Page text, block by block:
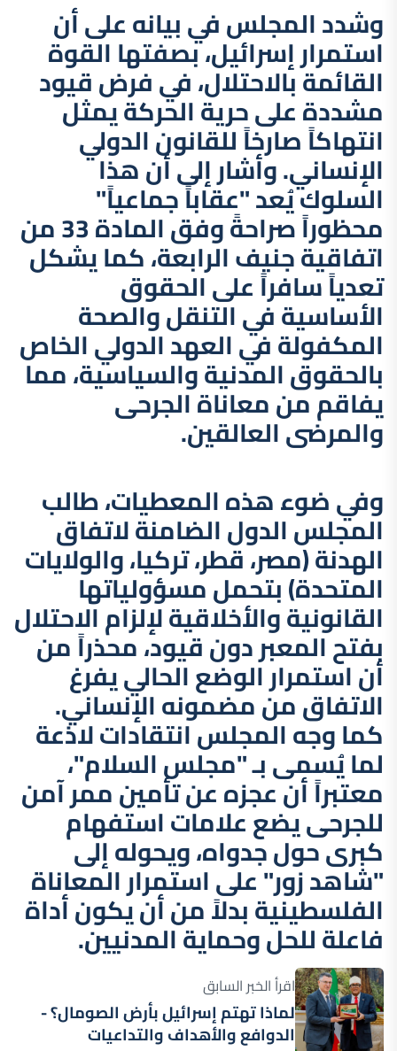
وشدد المجلس في بيانه على أن
استمرار إسرائيل، بصفتها القوة
القائمة بالاحتلال، في فرض قيود
مشددة على حرية الحركة يمثل
انتهاكاً صارخاً للقانون الدولي
الإنساني. وأشار إلى أن هذا
السلوك يُعد "عقاباً جماعياً"
محظوراً صراحةً وفق المادة 33 من
اتفاقية جنيف الرابعة، كما يشكل
تعدياً سافراً على الحقوق
الأساسية في التنقل والصحة
المكفولة في العهد الدولي الخاص
بالحقوق المدنية والسياسية، مما
يفاقم من معاناة الجرحى
والمرضى العالقين.
وفي ضوء هذه المعطيات، طالب
المجلس الدول الضامنة لاتفاق
الهدنة (مصر، قطر، تركيا، والولايات
المتحدة) بتحمل مسؤولياتها
القانونية والأخلاقية لإلزام الاحتلال
بفتح المعبر دون قيود، محذراً من
أن استمرار الوضع الحالي يفرغ
الاتفاق من مضمونه الإنساني.
كما وجه المجلس انتقادات لاذعة
لما يُسمى بـ "مجلس السلام"،
معتبراً أن عجزه عن تأمين ممر آمن
للجرحى يضع علامات استفهام
كبرى حول جدواه، ويحوله إلى
"شاهد زور" على استمرار المعاناة
الفلسطينية بدلاً من أن يكون أداة
فاعلة للحل وحماية المدنيين.
اقرأ الخبر السابق
لماذا تهتم إسرائيل بأرض الصومال؟ -
الدوافع والأهداف والتداعيات